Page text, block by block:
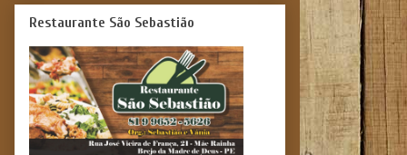
Restaurante São Sebastião